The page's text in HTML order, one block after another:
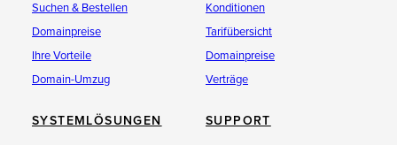
Suchen & Bestellen
Domainpreise
Ihre Vorteile
Domain-Umzug
Konditionen
Tarifübersicht
Domainpreise
Verträge
SYSTEMLÖSUNGEN SUPPORT